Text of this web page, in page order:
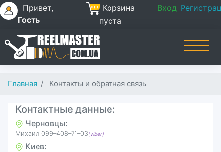
Привет,
Гость
Корзина
пуста
Вход
Главная Контакты и обратная связь
Контактные данные:
Черновцы:
Михаил 099–408–71–03(viber)
Киев: